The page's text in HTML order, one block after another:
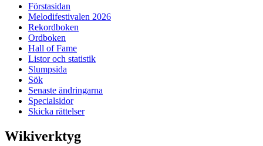
Förstasidan
Melodifestivalen 2026
Rekordboken
Ordboken
Hall of Fame
Listor och statistik
Slumpsida
Sök
Senaste ändringarna
Specialsidor
Skicka rättelser
Wikiverktyg